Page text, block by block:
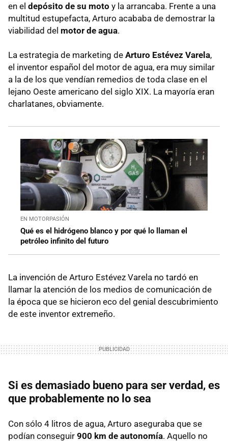
en el depósito de su moto y la arrancaba. Frente a una
multitud estupefacta, Arturo acababa de demostrar la
viabilidad del motor de agua.
La estrategia de marketing de Arturo Estévez Varela,
el inventor español del motor de agua, era muy similar
a la de los que vendían remedios de toda clase en el
lejano Oeste americano del siglo XIX. La mayoría eran
charlatanes, obviamente.
EN MOTORPASIÓN
Qué es el hidrógeno blanco y por qué lo llaman el
petróleo infinito del futuro
La invención de Arturo Estévez Varela no tardó en
llamar la atención de los medios de comunicación de
la época que se hicieron eco del genial descubrimiento
de este inventor extremeño.
Si es demasiado bueno para ser verdad, es
que probablemente no lo sea
Con sólo 4 litros de agua, Arturo aseguraba que se
podían conseguir 900 km de autonomía. Aquello no